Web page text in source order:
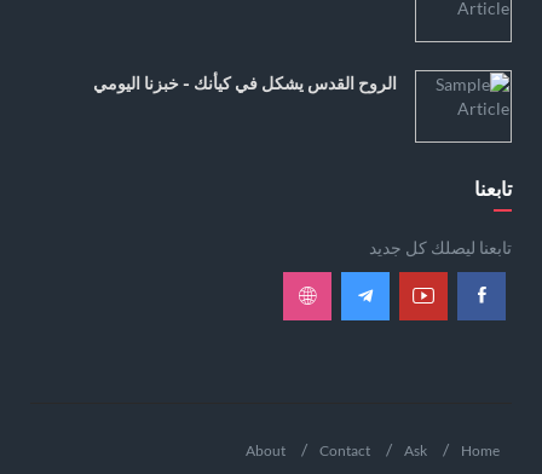
الروح القدس يشكل في كيأنك - خبزنا اليومي
تابعنا
تابعنا ليصلك كل جديد
Home
Ask
Contact
About